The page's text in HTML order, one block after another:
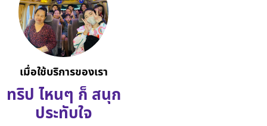
เมื่อใช้บริการของเรา
ทริป ไหนๆ ก็ สนุก
ประทับใจ